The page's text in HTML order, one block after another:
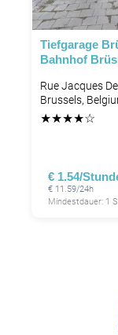
Tiefgarage
Bahnhof
Rue Jacques
Brussels,
★★★★☆
€ 1.54/
€ 11.59/24h
Mindestdauer: 1